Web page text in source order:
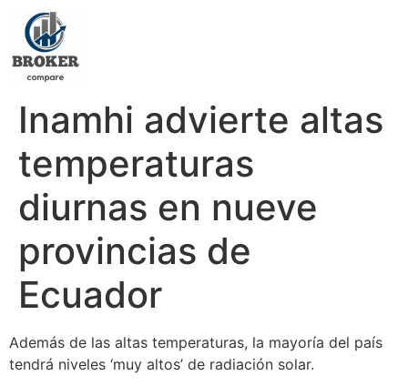
Inamhi advierte altas
temperaturas
diurnas en nueve
provincias de
Ecuador
Además de las altas temperaturas, la mayoría del país
tendrá niveles ‘muy altos’ de radiación solar.